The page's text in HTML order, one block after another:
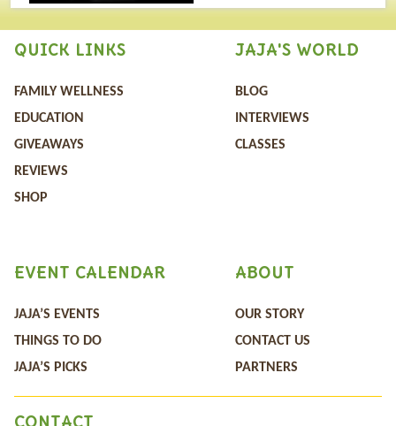
QUICK LINKS
FAMILY WELLNESS
EDUCATION
GIVEAWAYS
REVIEWS
SHOP
JAJA'S WORLD
BLOG
INTERVIEWS
CLASSES
ABOUT
OUR STORY
CONTACT US
PARTNERS
EVENT CALENDAR
JAJA’S EVENTS
THINGS TO DO
JAJA’S PICKS
CONTACT